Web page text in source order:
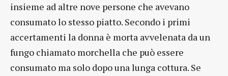
insieme ad altre nove persone che avevano
consumato lo stesso piatto. Secondo i primi
accertamenti la donna è morta avvelenata da un
fungo chiamato morchella che può essere
consumato ma solo dopo una lunga cottura. Se